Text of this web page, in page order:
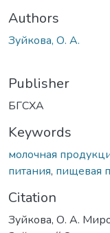
Authors
Зуйкова, О. А.
Publisher
БГСХА
Keywords
молочная
питания, пищевая
Citation
Зуйкова, О. А.